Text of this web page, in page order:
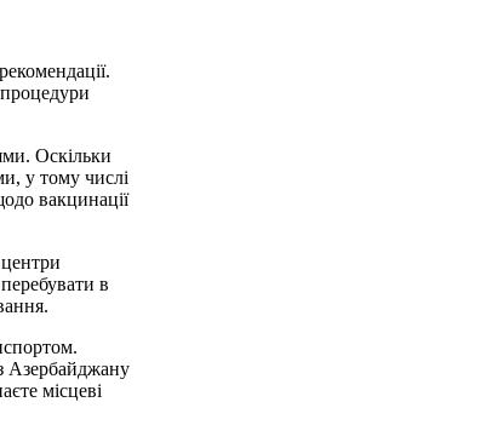
Оскільки
у тому числі
вакцинації
в
Азербайджану
місцеві